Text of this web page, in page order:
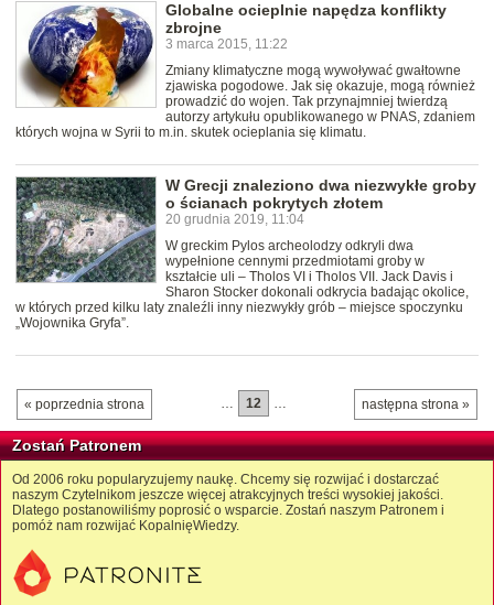
Globalne ocieplnie napędza konflikty
zbrojne
3 marca 2015, 11:22
Zmiany klimatyczne mogą wywoływać gwałtowne
zjawiska pogodowe. Jak się okazuje, mogą również
prowadzić do wojen. Tak przynajmniej twierdzą
autorzy artykułu opublikowanego w PNAS, zdaniem
których wojna w Syrii to m.in. skutek ocieplania się klimatu.
W Grecji znaleziono dwa niezwykłe groby
o ścianach pokrytych złotem
20 grudnia 2019, 11:04
W greckim Pylos archeolodzy odkryli dwa
wypełnione cennymi przedmiotami groby w
kształcie uli – Tholos VI i Tholos VII. Jack Davis i
Sharon Stocker dokonali odkrycia badając okolice,
w których przed kilku laty znaleźli inny niezwykły grób – miejsce spoczynku
„Wojownika Gryfa”.
« poprzednia strona następna strona »
… 12 …
Zostań Patronem
Od 2006 roku popularyzujemy naukę. Chcemy się rozwijać i dostarczać
naszym Czytelnikom jeszcze więcej atrakcyjnych treści wysokiej jakości.
Dlatego postanowiliśmy poprosić o wsparcie. Zostań naszym Patronem i
pomóż nam rozwijać KopalnięWiedzy.